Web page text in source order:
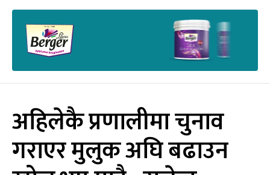
अहिलेकै प्रणालीमा चुनाव
गराएर मुलुक अघि बढाउन